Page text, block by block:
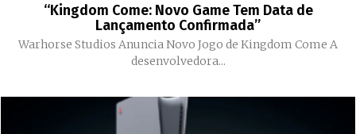
“Kingdom Come: Novo Game Tem Data de
Lançamento Confirmada”
Warhorse Studios Anuncia Novo Jogo de Kingdom Come A
desenvolvedora...